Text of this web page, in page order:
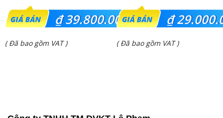
Giá
gốc
là:
₫39.800.000
Giá
( Đã bao gồm VAT )
Giá
gốc
là:
₫
Giá
( Đã bao gồm VAT )